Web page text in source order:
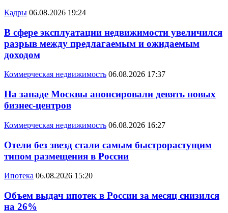
Кадры 06.08.2026 19:24
В сфере эксплуатации недвижимости увеличился
разрыв между предлагаемым и ожидаемым
доходом
Коммерческая недвижимость 06.08.2026 17:37
На западе Москвы анонсировали девять новых
бизнес-центров
Коммерческая недвижимость 06.08.2026 16:27
Отели без звезд стали самым быстрорастущим
типом размещения в России
Ипотека 06.08.2026 15:20
Объем выдач ипотек в России за месяц снизился
на 26%